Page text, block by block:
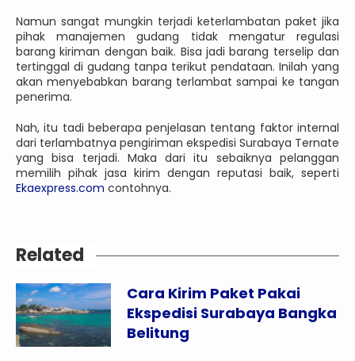
Namun sangat mungkin terjadi keterlambatan paket jika
pihak manajemen gudang tidak mengatur regulasi
barang kiriman dengan baik. Bisa jadi barang terselip dan
tertinggal di gudang tanpa terikut pendataan. Inilah yang
akan menyebabkan barang terlambat sampai ke tangan
penerima.
Nah, itu tadi beberapa penjelasan tentang faktor internal
dari terlambatnya pengiriman ekspedisi Surabaya Ternate
yang bisa terjadi. Maka dari itu sebaiknya pelanggan
memilih pihak jasa kirim dengan reputasi baik, seperti
Ekaexpress.com contohnya.
Related
Cara Kirim Paket Pakai
Ekspedisi Surabaya Bangka
Belitung